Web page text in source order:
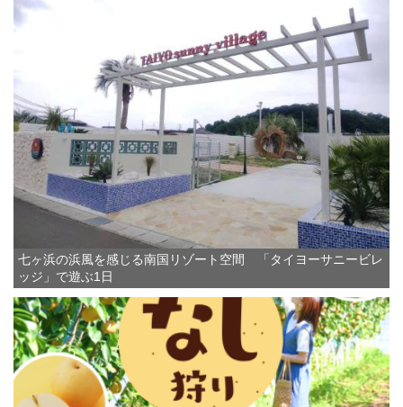
七ヶ浜の浜風を感じる南国リゾート空間 「タイヨーサニービレ
ッジ」で遊ぶ1日